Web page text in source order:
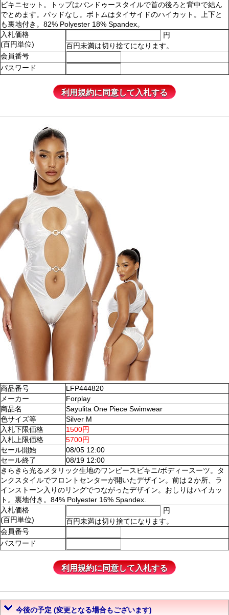
ビキニセット。トップはバンドゥースタイルで首の後ろと背中で結ん
でとめます。パッドなし。ボトムはタイサイドのハイカット。上下と
も裏地付き。82% Polyester 18% Spandex。
入札価格
(百円単位)
円
百円未満は切り捨てになります。
会員番号
パスワード
商品番号
LFP444820
メーカー
Forplay
商品名
Sayulita One Piece Swimwear
色サイズ等
Silver M
入札下限価格
1500円
入札上限価格
5700円
セール開始
08/05 12:00
セール終了
08/19 12:00
きらきら光るメタリック生地のワンピースビキニ/ボディースーツ。タ
ンクスタイルでフロントセンターが開いたデザイン。前は２か所、ラ
インストーン入りのリングでつながったデザイン。おしりはハイカッ
ト。裏地付き。84% Polyester 16% Spandex.
入札価格
(百円単位)
円
百円未満は切り捨てになります。
会員番号
パスワード
今後の予定 (変更となる場合もございます)